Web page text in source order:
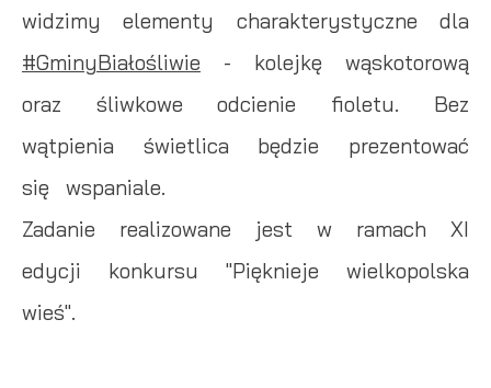
widzimy elementy charakterystyczne dla
#GminyBiałośliwie - kolejkę wąskotorową
oraz śliwkowe odcienie fioletu. Bez
wątpienia świetlica będzie prezentować
się wspaniale.
Zadanie realizowane jest w ramach XI
edycji konkursu "Pięknieje wielkopolska
wieś".